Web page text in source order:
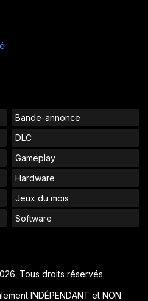
Bande-annonce
DLC
Gameplay
Hardware
Jeux du mois
Software
Tous droits réservés.
INDÉPENDANT et NON